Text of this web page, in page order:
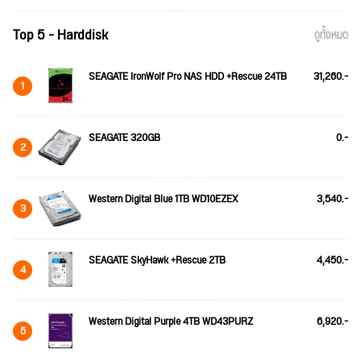
Top 5 - Harddisk ดูทั้งหมด
1 SEAGATE IronWolf Pro NAS HDD +Rescue 24TB 31,260.-
2 SEAGATE 320GB 0.-
3 Western Digital Blue 1TB WD10EZEX 3,540.-
4 SEAGATE SkyHawk +Rescue 2TB 4,450.-
5 Western Digital Purple 4TB WD43PURZ 6,920.-